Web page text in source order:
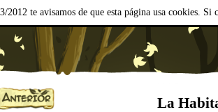
te avisamos de que esta página usa cookies. Si
La